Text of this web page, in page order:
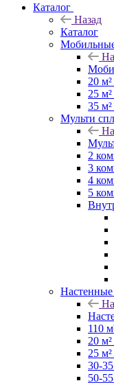
Каталог
Назад
Каталог
20
25
35
Мульти
2
3
4
5
110
20
25
30-
50-